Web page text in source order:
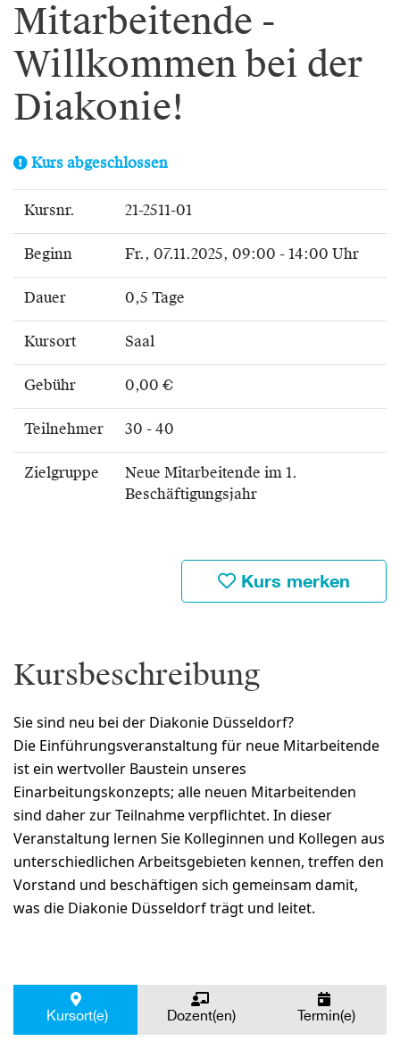
Mitarbeitende -
Willkommen bei der
Diakonie!
Kurs abgeschlossen
Kursnr. 21-2511-01
Beginn Fr., 07.11.2025, 09:00 - 14:00 Uhr
Dauer 0,5 Tage
Kursort Saal
Gebühr 0,00 €
Teilnehmer 30 - 40
Zielgruppe
Neue Mitarbeitende im 1.
Beschäftigungsjahr
Kurs merken
Kursbeschreibung
Sie sind neu bei der Diakonie Düsseldorf?
Die Einführungsveranstaltung für neue Mitarbeitende
ist ein wertvoller Baustein unseres
Einarbeitungskonzepts; alle neuen Mitarbeitenden
sind daher zur Teilnahme verpflichtet. In dieser
Veranstaltung lernen Sie Kolleginnen und Kollegen aus
unterschiedlichen Arbeitsgebieten kennen, treffen den
Vorstand und beschäftigen sich gemeinsam damit,
was die Diakonie Düsseldorf trägt und leitet.
Kursort(e) Dozent(en) Termin(e)